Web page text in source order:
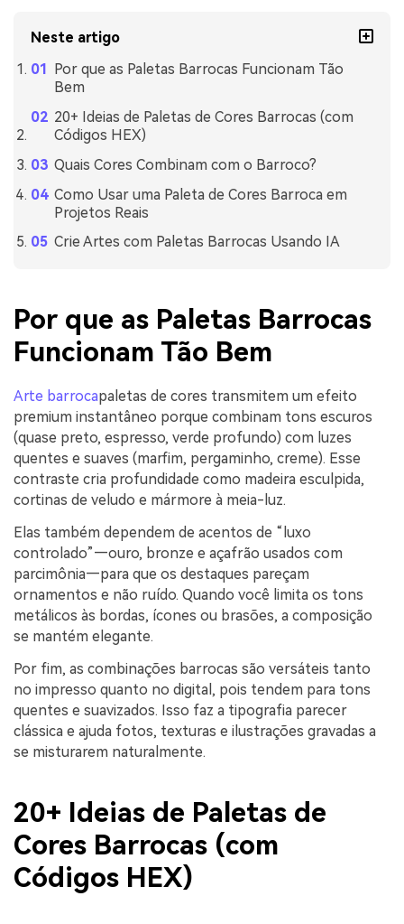
Neste artigo
Por que as Paletas Barrocas Funcionam Tão
Bem
20+ Ideias de Paletas de Cores Barrocas (com
Códigos HEX)
Quais Cores Combinam com o Barroco?
Como Usar uma Paleta de Cores Barroca em
Projetos Reais
Crie Artes com Paletas Barrocas Usando IA
Por que as Paletas Barrocas
Funcionam Tão Bem
Arte barrocapaletas de cores transmitem um efeito
premium instantâneo porque combinam tons escuros
(quase preto, espresso, verde profundo) com luzes
quentes e suaves (marfim, pergaminho, creme). Esse
contraste cria profundidade como madeira esculpida,
cortinas de veludo e mármore à meia-luz.
Elas também dependem de acentos de “luxo
controlado”—ouro, bronze e açafrão usados com
parcimônia—para que os destaques pareçam
ornamentos e não ruído. Quando você limita os tons
metálicos às bordas, ícones ou brasões, a composição
se mantém elegante.
Por fim, as combinações barrocas são versáteis tanto
no impresso quanto no digital, pois tendem para tons
quentes e suavizados. Isso faz a tipografia parecer
clássica e ajuda fotos, texturas e ilustrações gravadas a
se misturarem naturalmente.
20+ Ideias de Paletas de
Cores Barrocas (com
Códigos HEX)